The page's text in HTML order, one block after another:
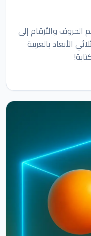
الحروف والأرقام إلى
أكثر من 55 حيواناً ثلاثي الأبعاد بالعربية